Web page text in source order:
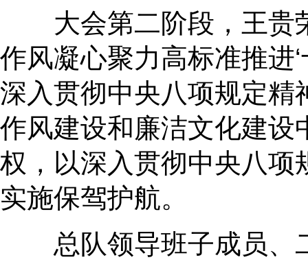
大会第二阶段，王贵
作风凝心聚力高标准推进
深入贯彻中央八项规定精
作风建设和廉洁文化建设
权，以深入贯彻中央八项
实施保驾护航。
总队领导班子成员、